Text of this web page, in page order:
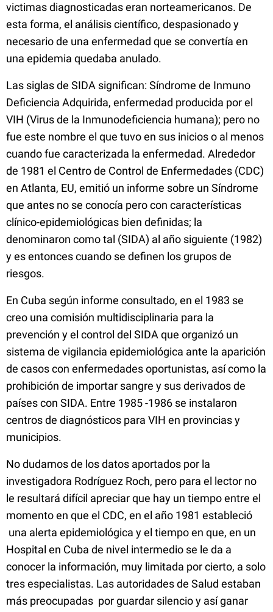
victimas diagnosticadas eran norteamericanos. De
esta forma, el análisis científico, despasionado y
necesario de una enfermedad que se convertía en
una epidemia quedaba anulado.
Las siglas de SIDA significan: Síndrome de Inmuno
Deficiencia Adquirida, enfermedad producida por el
VIH (Virus de la Inmunodeficiencia humana); pero no
fue este nombre el que tuvo en sus inicios o al menos
cuando fue caracterizada la enfermedad. Alrededor
de 1981 el Centro de Control de Enfermedades (CDC)
en Atlanta, EU, emitió un informe sobre un Síndrome
que antes no se conocía pero con características
clínico-epidemiológicas bien definidas; la
denominaron como tal (SIDA) al año siguiente (1982)
y es entonces cuando se definen los grupos de
riesgos.
En Cuba según informe consultado, en el 1983 se
creo una comisión multidisciplinaria para la
prevención y el control del SIDA que organizó un
sistema de vigilancia epidemiológica ante la aparición
de casos con enfermedades oportunistas, así como la
prohibición de importar sangre y sus derivados de
países con SIDA. Entre 1985 -1986 se instalaron
centros de diagnósticos para VIH en provincias y
municipios.
No dudamos de los datos aportados por la
investigadora Rodríguez Roch, pero para el lector no
le resultará difícil apreciar que hay un tiempo entre el
momento en que el CDC, en el año 1981 estableció
una alerta epidemiológica y el tiempo en que, en un
Hospital en Cuba de nivel intermedio se le da a
conocer la información, muy limitada por cierto, a solo
tres especialistas. Las autoridades de Salud estaban
más preocupadas por guardar silencio y así ganar